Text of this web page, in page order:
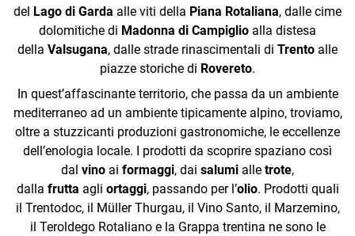
del Lago di Garda alle viti della Piana Rotaliana, dalle cime
dolomitiche di Madonna di Campiglio alla distesa
della Valsugana, dalle strade rinascimentali di Trento alle
piazze storiche di Rovereto.
In quest’affascinante territorio, che passa da un ambiente
mediterraneo ad un ambiente tipicamente alpino, troviamo,
oltre a stuzzicanti produzioni gastronomiche, le eccellenze
dell’enologia locale. I prodotti da scoprire spaziano così
dal vino ai formaggi, dai salumi alle trote,
dalla frutta agli ortaggi, passando per l’olio. Prodotti quali
il Trentodoc, il Müller Thurgau, il Vino Santo, il Marzemino,
il Teroldego Rotaliano e la Grappa trentina ne sono le
tastetrentino.it/strada-del-
stradavinotrentino.com -
Clicca qui per iscriverti alla nostra
newsletter
Facebook
Strada Vino Trentino
Instagram
@StradaVinoTrentino
Strada del Vino e dei Sapori
Alpe Cimbra APT Folgaria, Lavarone e Luserna
Via Roma 67
38064 Folgaria
info@alpecimbra.it
www.alpecimbra.it
APT Dolomiti di Brenta, Paganella, Andalo, Lago
www.comune.altavalle.tn.it
Avio
www.comune.avio.tn.it
Besenello
www.comune.besenello.tn.it
Brentonico
www.comune.brentonico.tn.it
Calliano
www.comune.calliano.tn.it
Cembra Lisignago